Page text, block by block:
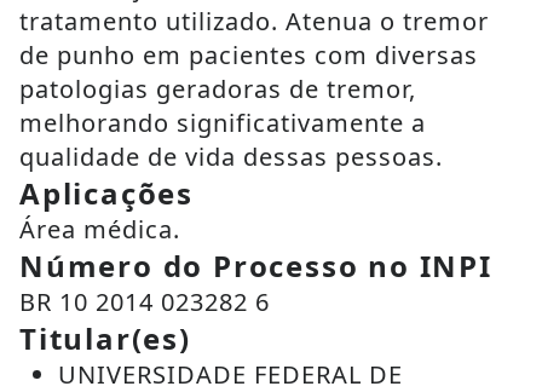
tratamento utilizado. Atenua o tremor
de punho em pacientes com diversas
patologias geradoras de tremor,
melhorando significativamente a
qualidade de vida dessas pessoas.
Aplicações
Área médica.
Número do Processo no INPI
BR 10 2014 023282 6
Titular(es)
UNIVERSIDADE FEDERAL DE